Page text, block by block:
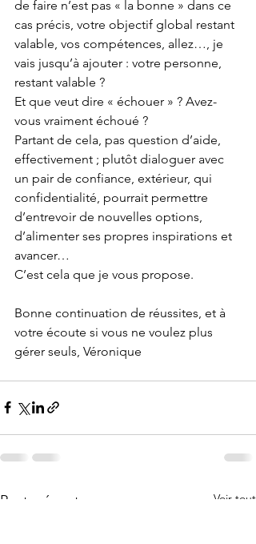
de faire n’est pas « la bonne » dans ce
cas précis, votre objectif global restant
valable, vos compétences, allez…, je
vais jusqu’à ajouter : votre personne,
restant valable ?
Et que veut dire « échouer » ? Avez-
vous vraiment échoué ?
Partant de cela, pas question d’aide,
effectivement ; plutôt dialoguer avec
un pair de confiance, extérieur, qui
confidentialité, pourrait permettre
d’entrevoir de nouvelles options,
d’alimenter ses propres inspirations et
avancer…
C’est cela que je vous propose.
Bonne continuation de réussites, et à
votre écoute si vous ne voulez plus
gérer seuls, Véronique
Posts récents Voir tout